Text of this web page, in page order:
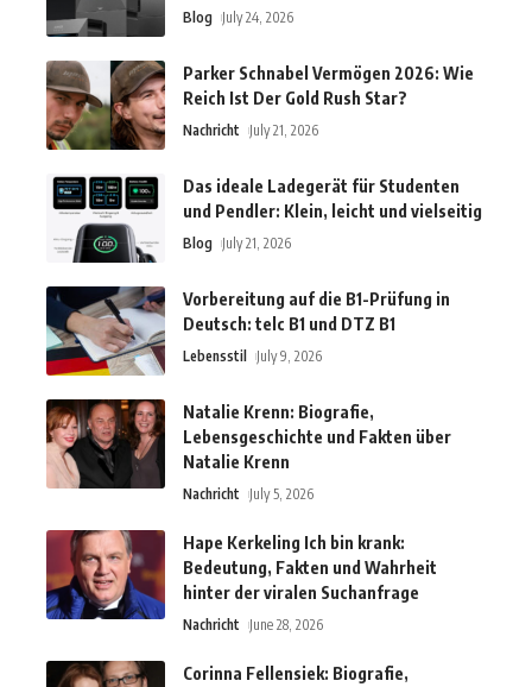
Blog July 24, 2026
Parker Schnabel Vermögen 2026: Wie
Reich Ist Der Gold Rush Star?
Nachricht July 21, 2026
Das ideale Ladegerät für Studenten
und Pendler: Klein, leicht und vielseitig
Blog July 21, 2026
Vorbereitung auf die B1-Prüfung in
Deutsch: telc B1 und DTZ B1
Lebensstil July 9, 2026
Natalie Krenn: Biografie,
Lebensgeschichte und Fakten über
Natalie Krenn
Nachricht July 5, 2026
Hape Kerkeling Ich bin krank:
Bedeutung, Fakten und Wahrheit
hinter der viralen Suchanfrage
Nachricht June 28, 2026
Corinna Fellensiek: Biografie,